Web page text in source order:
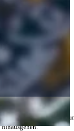
heutzutage nicht